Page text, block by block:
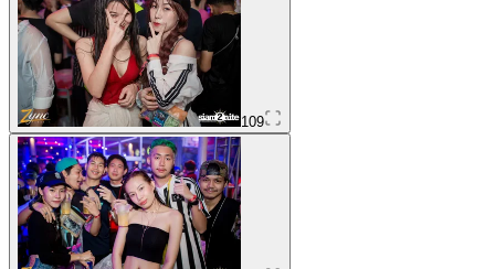
109